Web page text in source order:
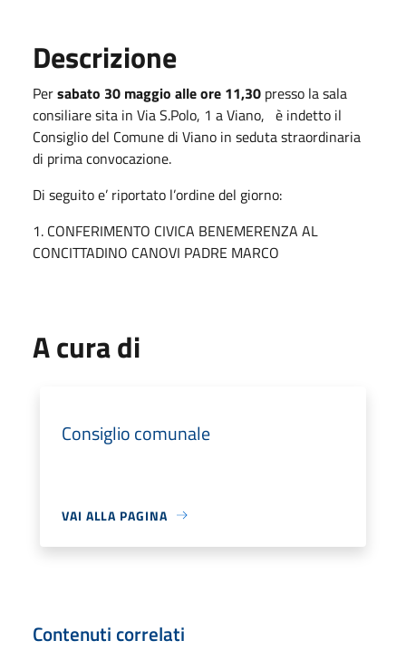
Descrizione
Persabato 30 maggio alle ore 11,30 presso la sala
consiliare sita in Via S.Polo, 1 a Viano, è indetto il
Consiglio del Comune di Viano in seduta straordinaria
di prima convocazione.
Di seguito e’ riportato l’ordine del giorno:
1. CONFERIMENTO CIVICA BENEMERENZA AL
CONCITTADINO CANOVI PADRE MARCO
A cura di
Consiglio comunale
VAI ALLA PAGINA
Contenuti correlati